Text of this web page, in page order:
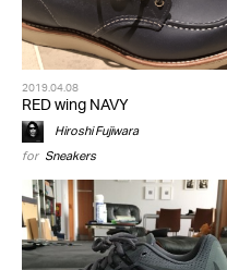
2019.04.08
RED wing NAVY
Hiroshi Fujiwara
for Sneakers